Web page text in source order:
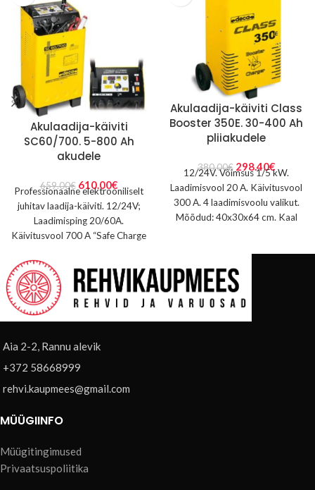
Akulaadija-käiviti
SC60/700. 5-800 Ah
akudele
659.00€ 610.00€
Professionaalne elektrooniliselt
juhitav laadija-käiviti. 12/24V;
Laadimisping 20/60A.
Käivitusvool 700 A “Safe Charge
elektroonikale. Digitaalne
voltmeeter/ampermeeter.
Akulaadija-käiviti Class
Booster 350E. 30-400 Ah
pliiakudele
380.00€ 298.40€
12/24V. Võimsus 1/5 kW.
Laadimisvool 20 A. Käivitusvool
300 A. 4 laadimisvoolu valikut.
Mõõdud: 40x30x64 cm. Kaal
Aia 2-2, Rannu alevik
+372 58668999
rehvi.kaupmees@gmail.com
MÜÜGIINFO
Müügitingimused
Privaatsuspoliitika